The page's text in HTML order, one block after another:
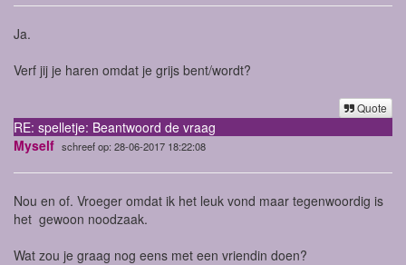
Ja.
Verf jij je haren omdat je grijs bent/wordt?
Quote
RE: spelletje: Beantwoord de vraag
Myself schreef op: 28-06-2017 18:22:08
Nou en of. Vroeger omdat ik het leuk vond maar tegenwoordig is
het gewoon noodzaak.
Wat zou je graag nog eens met een vriendin doen?